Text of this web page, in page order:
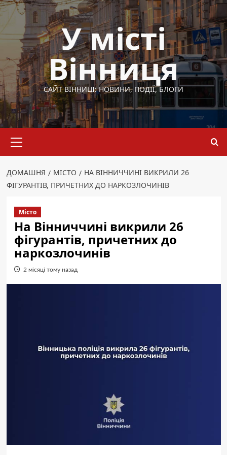
Перейти
до
вмісту
У місті
Вінниця
САЙТ ВІННИЦІ: НОВИНИ, ПОДІЇ, БЛОГИ
меню
ДОМАШНЯ МІСТО
НА ВІННИЧЧИНІ ВИКРИЛИ 26
ФІГУРАНТІВ, ПРИЧЕТНИХ ДО НАРКОЗЛОЧИНІВ
Місто
На Вінниччині викрили 26
фігурантів, причетних до
наркозлочинів
2 місяці тому назад